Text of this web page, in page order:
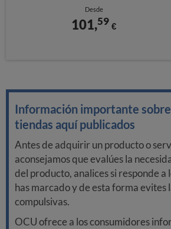
Desde
101,59 €
Información importante
tiendas aquí publicados
Antes de adquirir un producto o
aconsejamos que evalúes la
del producto, analices si responde a
has marcado y de esta forma evites
compulsivas.
OCU ofrece a los consumidores